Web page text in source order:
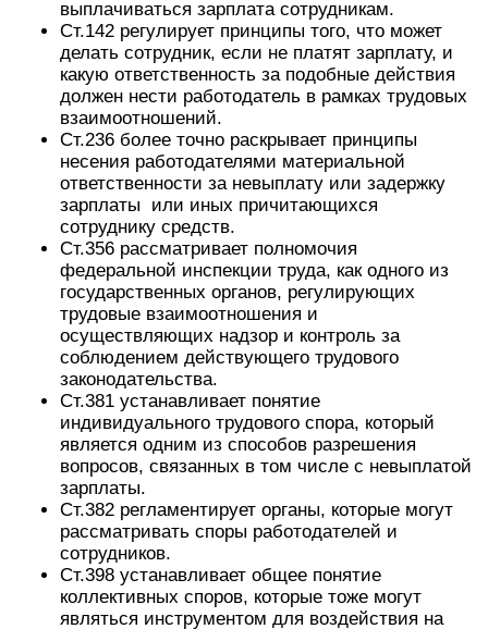
выплачиваться зарплата сотрудникам.
Ст.142 регулирует принципы того, что может
делать сотрудник, если не платят зарплату, и
какую ответственность за подобные действия
должен нести работодатель в рамках трудовых
взаимоотношений.
Ст.236 более точно раскрывает принципы
несения работодателями материальной
ответственности за невыплату или задержку
зарплаты или иных причитающихся
сотруднику средств.
Ст.356 рассматривает полномочия
федеральной инспекции труда, как одного из
государственных органов, регулирующих
трудовые взаимоотношения и
осуществляющих надзор и контроль за
соблюдением действующего трудового
законодательства.
Ст.381 устанавливает понятие
индивидуального трудового спора, который
является одним из способов разрешения
вопросов, связанных в том числе с невыплатой
зарплаты.
Ст.382 регламентирует органы, которые могут
рассматривать споры работодателей и
сотрудников.
Ст.398 устанавливает общее понятие
коллективных споров, которые тоже могут
являться инструментом для воздействия на